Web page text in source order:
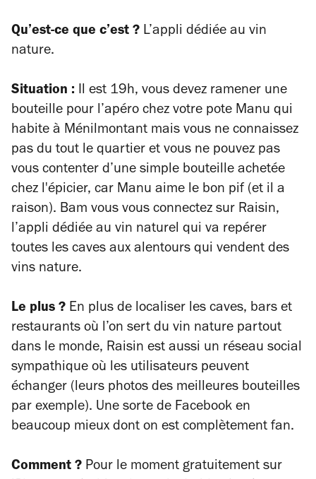
Qu’est-ce que c’est ? L’appli dédiée au vin
nature.
Situation : Il est 19h, vous devez ramener une
bouteille pour l’apéro chez votre pote Manu qui
habite à Ménilmontant mais vous ne connaissez
pas du tout le quartier et vous ne pouvez pas
vous contenter d’une simple bouteille achetée
chez l'épicier, car Manu aime le bon pif (et il a
raison). Bam vous vous connectez sur Raisin,
l’appli dédiée au vin naturel qui va repérer
toutes les caves aux alentours qui vendent des
vins nature.
Le plus ? En plus de localiser les caves, bars et
restaurants où l’on sert du vin nature partout
dans le monde, Raisin est aussi un réseau social
sympathique où les utilisateurs peuvent
échanger (leurs photos des meilleures bouteilles
par exemple). Une sorte de Facebook en
beaucoup mieux dont on est complètement fan.
Comment ? Pour le moment gratuitement sur